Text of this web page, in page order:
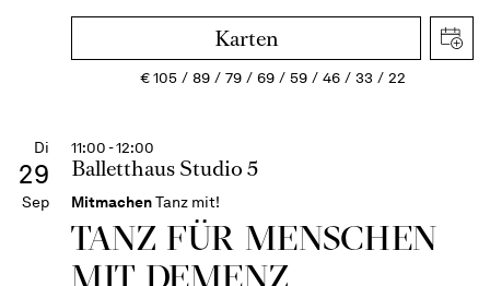
Karten
€105 89 79 69 59 46 33 22
Di
29
Sep
11:00 - 12:00
Balletthaus Studio 5
MitmachenTanz mit!
TANZ FÜR MENSCHEN
MIT DEMENZ